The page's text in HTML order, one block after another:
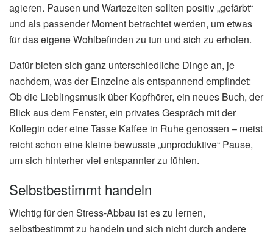
agieren. Pausen und Wartezeiten sollten positiv „gefärbt“
und als passender Moment betrachtet werden, um etwas
für das eigene Wohlbefinden zu tun und sich zu erholen.
Dafür bieten sich ganz unterschiedliche Dinge an, je
nachdem, was der Einzelne als entspannend empfindet:
Ob die Lieblingsmusik über Kopfhörer, ein neues Buch, der
Blick aus dem Fenster, ein privates Gespräch mit der
Kollegin oder eine Tasse Kaffee in Ruhe genossen – meist
reicht schon eine kleine bewusste „unproduktive“ Pause,
um sich hinterher viel entspannter zu fühlen.
Selbstbestimmt handeln
Wichtig für den Stress-Abbau ist es zu lernen,
selbstbestimmt zu handeln und sich nicht durch andere